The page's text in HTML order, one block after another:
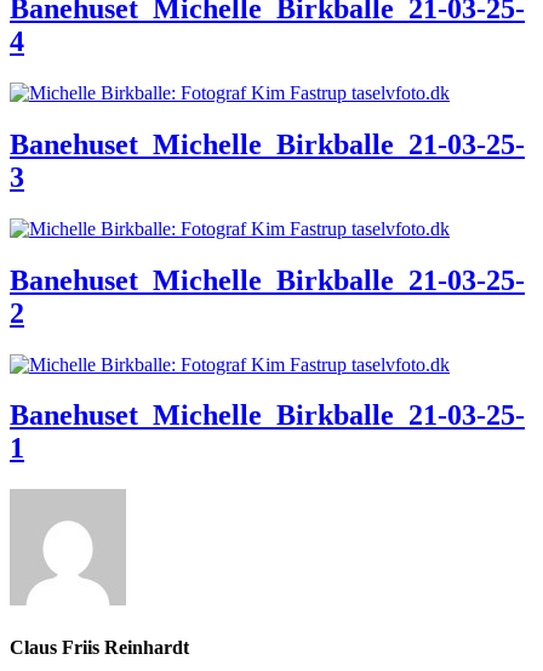
Banehuset_Michelle_Birkballe_21-03-25-
4
Banehuset_Michelle_Birkballe_21-03-25-
3
Banehuset_Michelle_Birkballe_21-03-25-
2
Banehuset_Michelle_Birkballe_21-03-25-
1
Claus Friis Reinhardt